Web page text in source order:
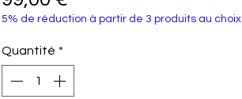
5% de réduction à partir de 3 produits au choix
Quantité *